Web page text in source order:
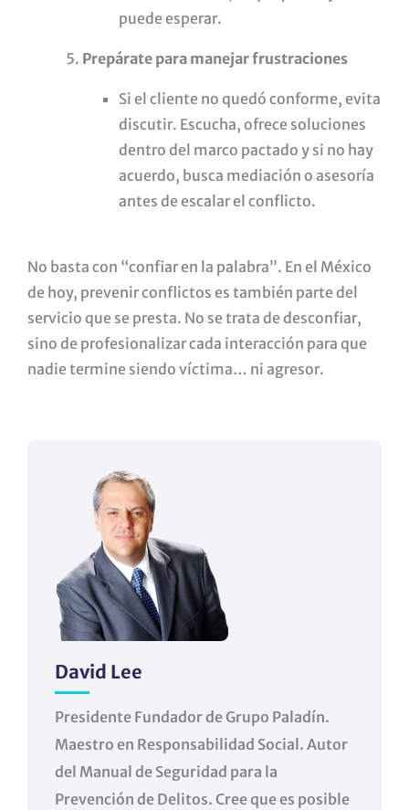
puede esperar.
Prepárate para manejar frustraciones
Si el cliente no quedó conforme, evita
discutir. Escucha, ofrece soluciones
dentro del marco pactado y si no hay
acuerdo, busca mediación o asesoría
antes de escalar el conflicto.
No basta con “confiar en la palabra”. En el México
de hoy, prevenir conflictos es también parte del
servicio que se presta. No se trata de desconfiar,
sino de profesionalizar cada interacción para que
nadie termine siendo víctima… ni agresor.
David Lee
Presidente Fundador de Grupo Paladín.
Maestro en Responsabilidad Social. Autor
del Manual de Seguridad para la
Prevención de Delitos. Cree que es posible